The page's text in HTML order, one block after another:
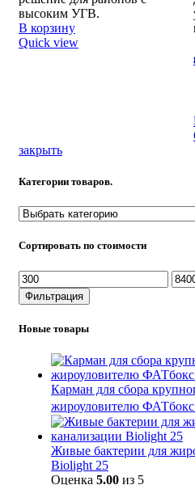
закрыть
Категории товаров.
Сортировать по стоимости
Минимальная
цена
Фильтрация
Новые товары
Карман для сбора
жироуловителю
Живые бактерии для
Biolight 25
Оценка 5.00 из 5
высоким УГВ.
В корзину
Quick view